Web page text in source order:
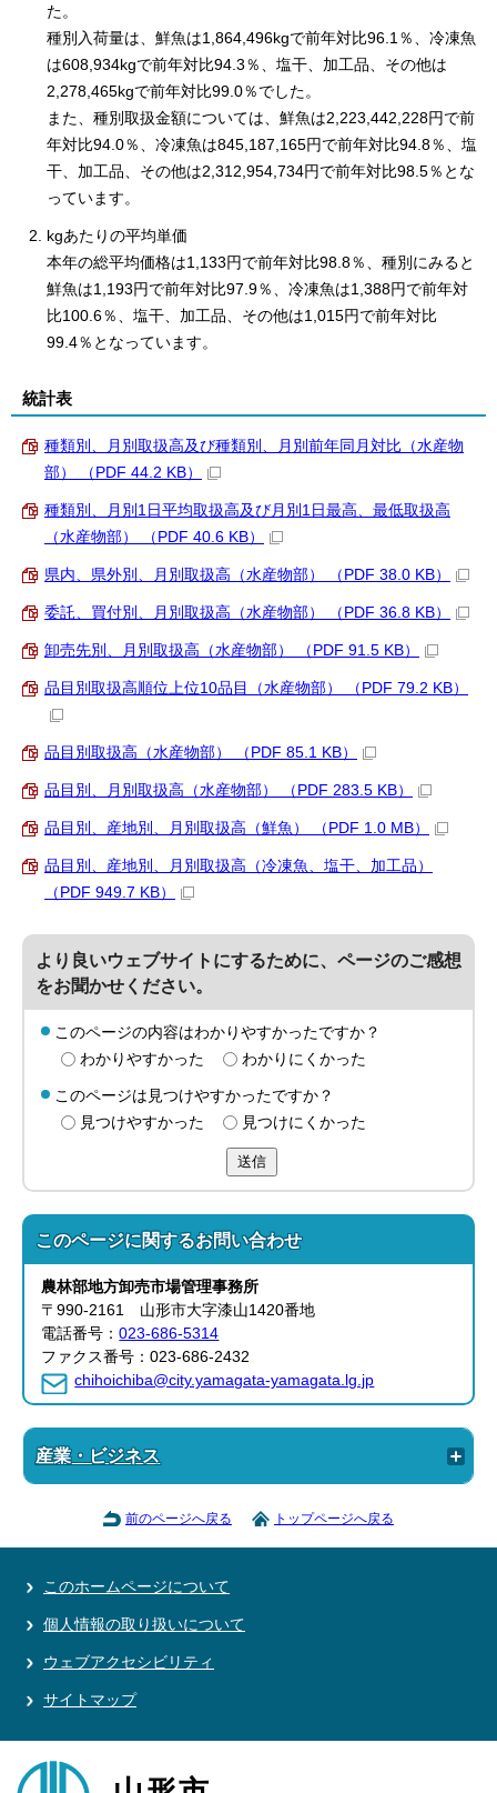
た。
種別入荷量は、鮮魚は1,864,496kgで前年対比96.1％、冷凍魚
は608,934kgで前年対比94.3％、塩干、加工品、その他は
2,278,465kgで前年対比99.0％でした。
また、種別取扱金額については、鮮魚は2,223,442,228円で前
年対比94.0％、冷凍魚は845,187,165円で前年対比94.8％、塩
干、加工品、その他は2,312,954,734円で前年対比98.5％とな
っています。
kgあたりの平均単価
本年の総平均価格は1,133円で前年対比98.8％、種別にみると
鮮魚は1,193円で前年対比97.9％、冷凍魚は1,388円で前年対
比100.6％、塩干、加工品、その他は1,015円で前年対比
99.4％となっています。
統計表
種類別、月別取扱高及び種類別、月別前年同月対比（水産物
部） （PDF 44.2 KB）
種類別、月別1日平均取扱高及び月別1日最高、最低取扱高
（水産物部） （PDF 40.6 KB）
県内、県外別、月別取扱高（水産物部） （PDF 38.0 KB）
委託、買付別、月別取扱高（水産物部） （PDF 36.8 KB）
卸売先別、月別取扱高（水産物部） （PDF 91.5 KB）
品目別取扱高順位上位10品目（水産物部） （PDF 79.2 KB）
品目別取扱高（水産物部） （PDF 85.1 KB）
品目別、月別取扱高（水産物部） （PDF 283.5 KB）
品目別、産地別、月別取扱高（鮮魚） （PDF 1.0 MB）
品目別、産地別、月別取扱高（冷凍魚、塩干、加工品）
（PDF 949.7 KB）
より良いウェブサイトにするために、ページのご感想
をお聞かせください。
このページの内容はわかりやすかったですか？
わかりやすかった
わかりにくかった
このページは見つけやすかったですか？
見つけやすかった
見つけにくかった
送信
このページに関するお問い合わせ
農林部地方卸売市場管理事務所
〒990-2161 山形市大字漆山1420番地
電話番号：023-686-5314
ファクス番号：023-686-2432
chihoichiba@city.yamagata-yamagata.lg.jp
産業・ビジネス
前のページへ戻る トップページへ戻る
このホームページについて
個人情報の取り扱いについて
ウェブアクセシビリティ
サイトマップ